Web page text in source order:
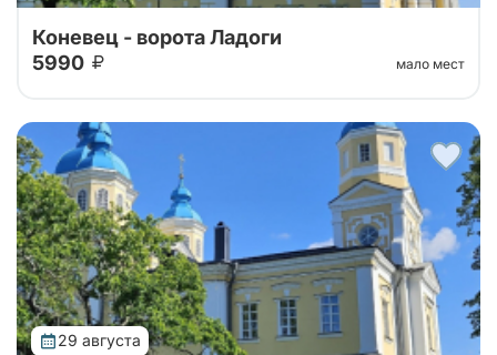
Тур организован совместно с Паломнической
службой Коневского монастыря. Уехать утром с
большой земли, чтобы к вечеру вернуться другим
человеком — такую силу имеет однодне...
Коневец - ворота Ладоги
5990
мало мест
29 августа